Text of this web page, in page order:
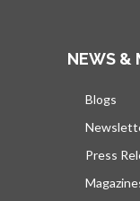
NEWS &
Blogs
Press